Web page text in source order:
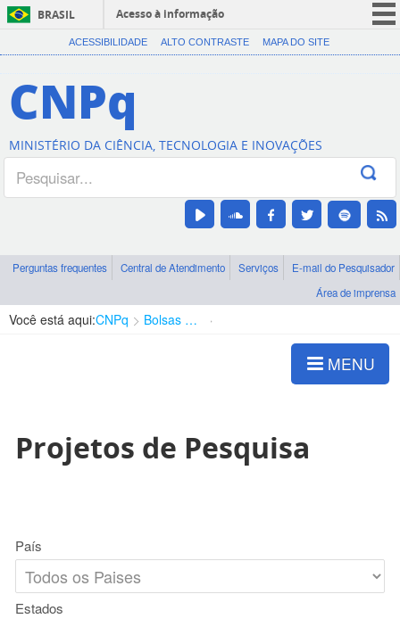
BRASIL
Acesso à informação
CORONAVÍRUS (COVID-19)
Canais
ACESSIBILIDADE ALTO CONTRASTE MAPA DO SITE
CNPq
MINISTÉRIO DA CIÊNCIA, TECNOLOGIA E INOVAÇÕES
Perguntas frequentes Central de Atendimento Serviços
E-mail do Pesquisador
Área de imprensa
Você está aqui:CNPq Bolsas e Auxílios Vigentes
MENU
Projetos de Pesquisa
País
Estados